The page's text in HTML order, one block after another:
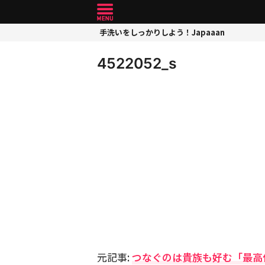
手洗いをしっかりしよう！Japaaan
4522052_s
元記事:つなぐのは貴族も好む「最